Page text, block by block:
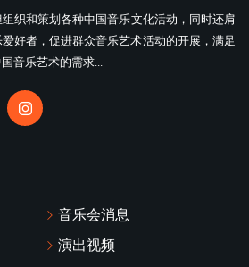
织和策划各种中国音乐文化活动，同时还肩
好者，促进群众音乐艺术活动的开展，满足
音乐艺术的需求...
音乐会消息
演出视频